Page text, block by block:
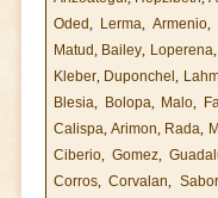
Oded, Lerma,Armenio,
Matud, Bailey, Loperena
Kleber, Duponchel,
Blesia, Bolopa, Malo,
Calispa,Arimon, Rada,
Ciberio, Gomez,
Corros,Corvalan, Sabor